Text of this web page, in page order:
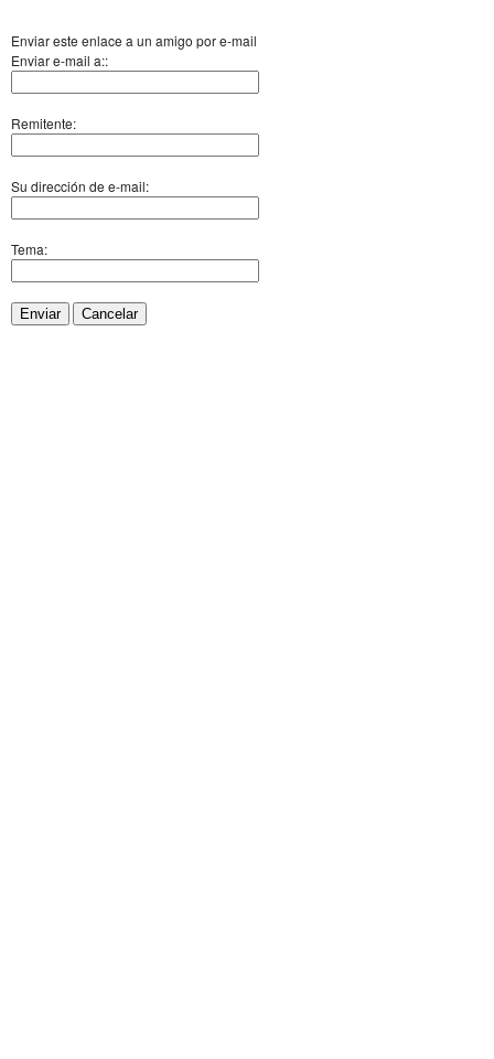
Enviar este enlace a un amigo por e-mail
Enviar e-mail a::
Remitente:
Su dirección de e-mail:
Tema:
Enviar Cancelar